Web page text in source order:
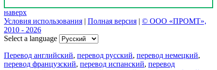
наверх
Условия использования | Полная версия | © ООО «ПРОМТ»,
2010 - 2026
Select a language
Перевод английский, перевод русский, перевод немецкий,
перевод французский, перевод испанский, перевод